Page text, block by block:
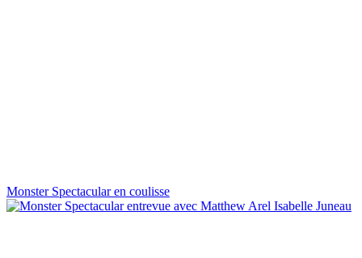
Monster Spectacular en coulisse